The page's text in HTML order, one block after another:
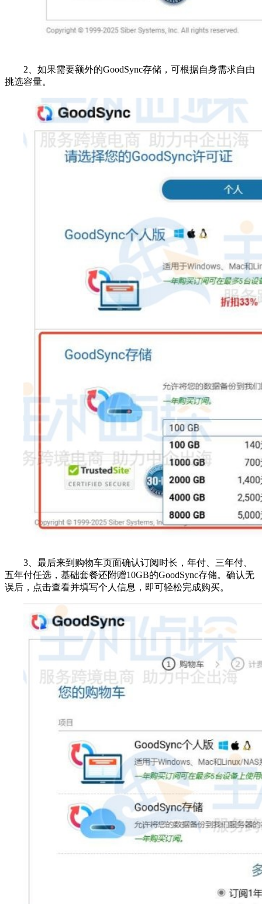
2、如果需要额外的GoodSync存储，可根据自身需求自由
挑选容量。
3、最后来到购物车页面确认订阅时长，年付、三年付、
五年付任选，基础套餐还附赠10GB的GoodSync存储。确认无
误后，点击查看并填写个人信息，即可轻松完成购买。